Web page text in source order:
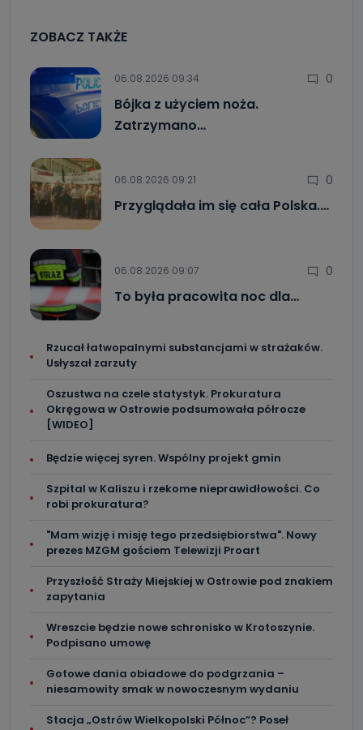
ZOBACZ TAKŻE
06.08.2026 09:34 0
Bójka z użyciem noża.
Zatrzymano…
06.08.2026 09:21 0
Przyglądała im się cała Polska.…
06.08.2026 09:07 0
To była pracowita noc dla…
Rzucał łatwopalnymi substancjami w strażaków.
Usłyszał zarzuty
Oszustwa na czele statystyk. Prokuratura
Okręgowa w Ostrowie podsumowała półrocze
[WIDEO]
Będzie więcej syren. Wspólny projekt gmin
Szpital w Kaliszu i rzekome nieprawidłowości. Co
robi prokuratura?
"Mam wizję i misję tego przedsiębiorstwa". Nowy
prezes MZGM gościem Telewizji Proart
Przyszłość Straży Miejskiej w Ostrowie pod znakiem
zapytania
Wreszcie będzie nowe schronisko w Krotoszynie.
Podpisano umowę
Gotowe dania obiadowe do podgrzania –
niesamowity smak w nowoczesnym wydaniu
Stacja „Ostrów Wielkopolski Północ”? Poseł